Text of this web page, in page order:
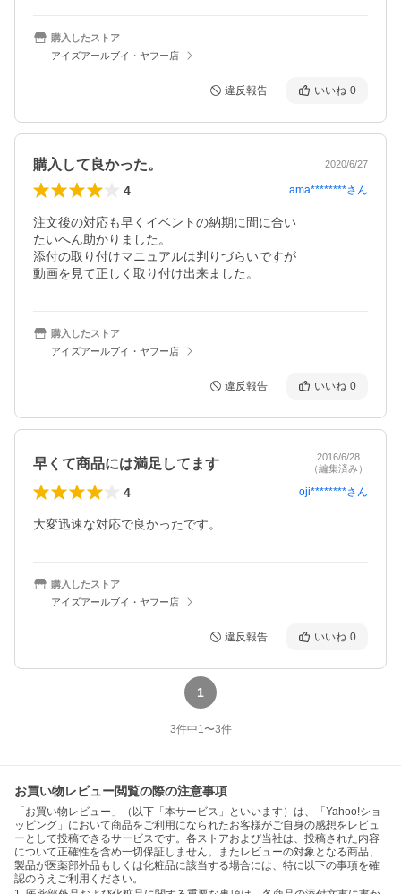
購入したストア
アイズアールブイ・ヤフー店
違反報告 いいね 0
購入して良かった。 2020/6/27
4 ama********さん
注文後の対応も早くイベントの納期に間に合い
たいへん助かりました。
添付の取り付けマニュアルは判りづらいですが
動画を見て正しく取り付け出来ました。
購入したストア
アイズアールブイ・ヤフー店
違反報告 いいね 0
早くて商品には満足してます
2016/6/28
（編集済み）
4 oji********さん
大変迅速な対応で良かったです。
購入したストア
アイズアールブイ・ヤフー店
違反報告 いいね 0
1
3件中1〜3件
お買い物レビュー閲覧の際の注意事項
「お買い物レビュー」（以下「本サービス」といいます）は、「Yahoo!ショ
ッピング」において商品をご利用になられたお客様がご自身の感想をレビュ
ーとして投稿できるサービスです。各ストアおよび当社は、投稿された内容
について正確性を含め一切保証しません。またレビューの対象となる商品、
製品が医薬部外品もしくは化粧品に該当する場合には、特に以下の事項を確
認のうえご利用ください。